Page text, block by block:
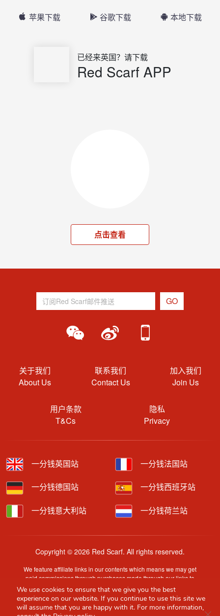
苹果下载 谷歌下载 本地下载
已经来英国？请下载
Red Scarf APP
点击查看
关于我们
About Us
联系我们
Contact Us
加入我们
Join Us
用户条款
T&Cs
隐私
Privacy
一分钱英国站 一分钱法国站
一分钱德国站 一分钱西班牙站
一分钱意大利站 一分钱荷兰站
Copyright © 2026 Red Scarf. All rights reserved.
We feature affiliate links in our contents which means we may get
paid commissions through purchases made through our links to
retailer sites.
Content is provided by users, brands or merchants. Some
information may have been generated by AI and is provided for
guidance only. Accuracy and availability may change without prior
We use cookies to ensure that we give you the best
experience on our website. If you continue to use this site we
will assume that you are happy with it. For more information,